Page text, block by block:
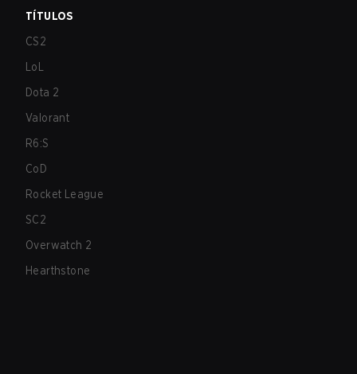
TÍTULOS
CS2
LoL
Dota 2
Valorant
R6:S
CoD
Rocket League
SC2
Overwatch 2
Hearthstone